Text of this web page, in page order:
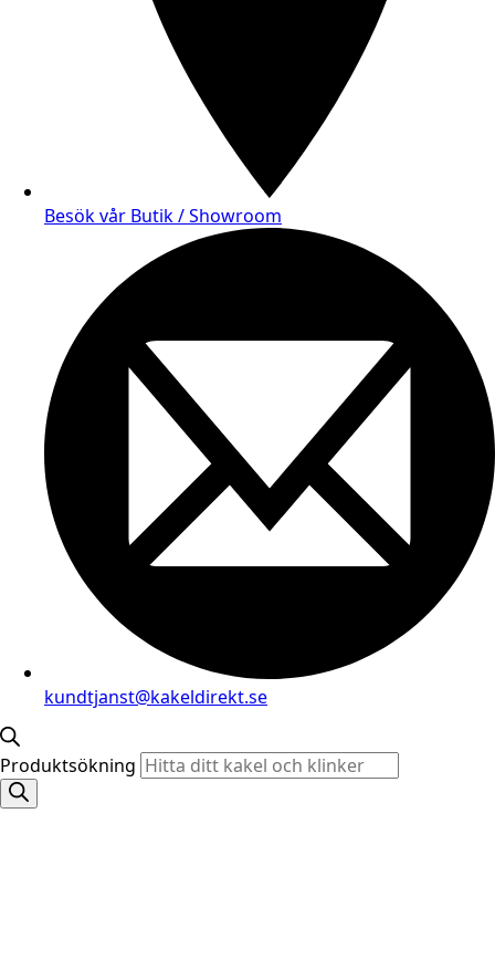
Besök vår Butik / Showroom
kundtjanst@kakeldirekt.se
Produktsökning